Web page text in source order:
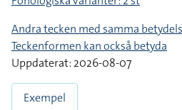
Andra tecken med samma
Teckenformen kan också betyda
Uppdaterat: 2026-08-07
Exempel